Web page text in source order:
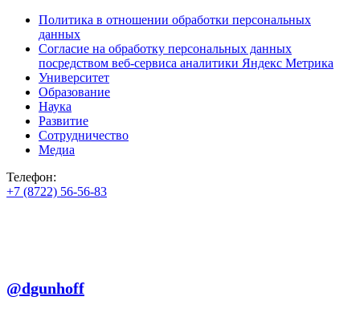
Политика в отношении обработки персональных
данных
Согласие на обработку персональных данных
посредством веб-сервиса аналитики Яндекс Метрика
Университет
Образование
Наука
Развитие
Сотрудничество
Медиа
Телефон:
+7 (8722) 56-56-83
@dgunhoff